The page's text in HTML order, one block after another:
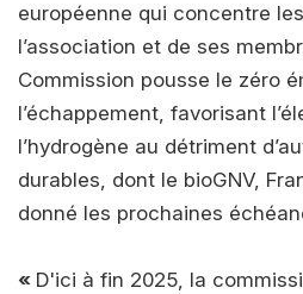
européenne qui concentre
l’association et de ses
Commission pousse le zéro
l’échappement, favorisant
l’hydrogène au détriment
durables, dont le bioGNV,
donné les prochaines
« D'ici à fin 2025, la